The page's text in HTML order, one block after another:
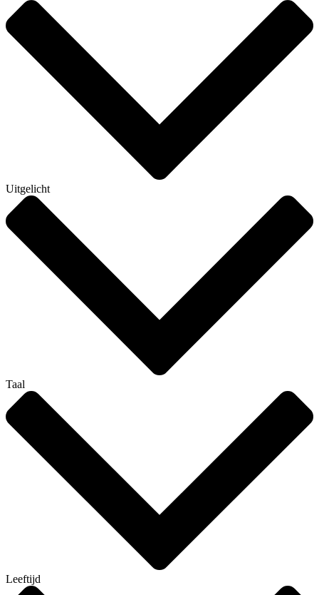
Uitgelicht
Taal
Leeftijd